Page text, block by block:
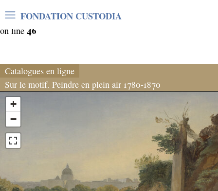
Warning: Undefined array key "var_mode" in
/home/clients/06cf3fb6db0bf3383064f508e4e3b220/
on line 46
FONDATION CUSTODIA
Catalogues en ligne
Sur le motif. Peindre en plein air 1780-1870
+
−